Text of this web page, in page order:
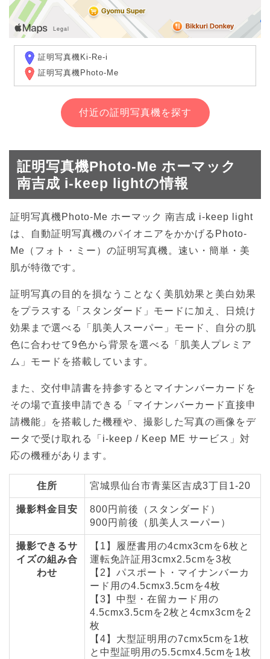
証明写真機Ki-Re-i
証明写真機Photo-Me
付近の証明写真機を探す
証明写真機Photo-Me ホーマック
南吉成 i-keep lightの情報
証明写真機Photo-Me ホーマック 南吉成 i-keep light
は、自動証明写真機のパイオニアをかかげるPhoto-
Me（フォト・ミー）の証明写真機。速い・簡単・美
肌が特徴です。
証明写真の目的を損なうことなく美肌効果と美白効果
をプラスする「スタンダード」モードに加え、日焼け
効果まで選べる「肌美人スーパー」モード、自分の肌
色に合わせて9色から背景を選べる「肌美人プレミア
ム」モードを搭載しています。
また、交付申請書を持参するとマイナンバーカードを
その場で直接申請できる「マイナンバーカード直接申
請機能」を搭載した機種や、撮影した写真の画像をデ
ータで受け取れる「i-keep / Keep ME サービス」対
応の機種があります。
住所 宮城県仙台市青葉区吉成3丁目1-20
撮影料金目安
800円前後（スタンダード）
900円前後（肌美人スーパー）
撮影できるサ
イズの組み合
わせ
【1】履歴書用の4cmx3cmを6枚と
運転免許証用3cmx2.5cmを3枚
【2】パスポート・マイナンバーカ
ード用の4.5cmx3.5cmを4枚
【3】中型・在留カード用の
4.5cmx3.5cmを2枚と4cmx3cmを2
枚
【4】大型証明用の7cmx5cmを1枚
と中型証明用の5.5cmx4.5cmを1枚